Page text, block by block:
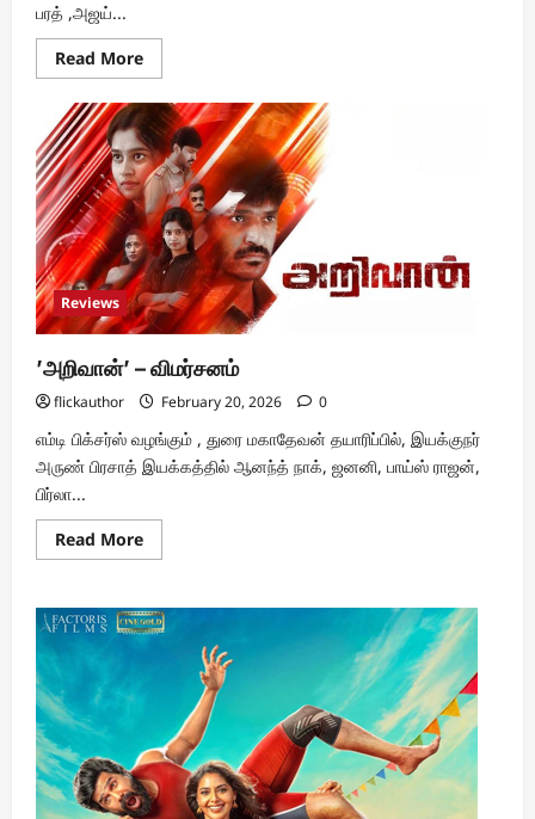
பரத் ,அஜய்...
Read MoreRead
more
’காளிதாஸ்
2’
–
விமர்சனம்
Reviews
’அறிவான்’ – விமர்சனம்
flickauthor February 20, 2026 0
எம்டி பிக்சர்ஸ் வழங்கும் , துரை மகாதேவன் தயாரிப்பில், இயக்குநர்
அருண் பிரசாத் இயக்கத்தில் ஆனந்த் நாக், ஜனனி, பாய்ஸ் ராஜன்,
பிர்லா...
Read MoreRead
more
–
விமர்சனம்